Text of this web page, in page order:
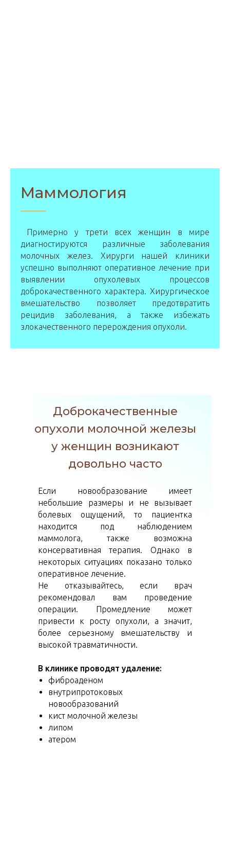
Маммология
...Примерно у трети всех женщин в мире
диагностируются различные заболевания
молочных желез. Хирурги нашей клиники
успешно выполняют оперативное лечение при
выявлении опухолевых процессов
доброкачественного характера. Хирургическое
вмешательство позволяет предотвратить
рецидив заболевания, а также избежать
злокачественного перерождения опухоли.
Если новообразование имеет
небольшие размеры и не вызывает
болевых ощущений, то пациентка
находится под наблюдением
маммолога, также возможна
консервативная терапия. Однако в
некоторых ситуациях показано только
оперативное лечение.
Не отказывайтесь, если врач
рекомендовал вам проведение
операции. Промедление может
привести к росту опухоли, а значит,
более серьезному вмешательству и
высокой травматичности.
В клинике проводят удаление:
фиброаденом
внутрипротоковых
новообразований
кист молочной железы
липом
атером
Доброкачественные
опухоли молочной железы
у женщин возникают
довольно часто